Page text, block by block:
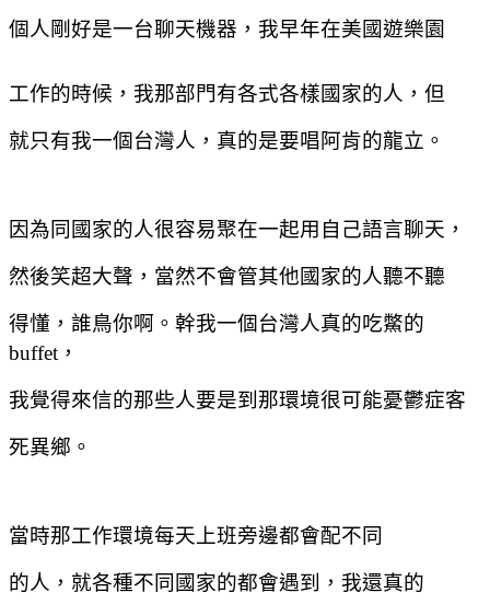
個人剛好是一台聊天機器，我早年在美國遊樂園
工作的時候，我那部門有各式各樣國家的人，但
就只有我一個台灣人，真的是要唱阿肯的龍立。
因為同國家的人很容易聚在一起用自己語言聊天，
然後笑超大聲，當然不會管其他國家的人聽不聽
得懂，誰鳥你啊。幹我一個台灣人真的吃鱉的
buffet ，
我覺得來信的那些人要是到那環境很可能憂鬱症客
死異鄉。
當時那工作環境每天上班旁邊都會配不同
的人，就各種不同國家的都會遇到，我還真的